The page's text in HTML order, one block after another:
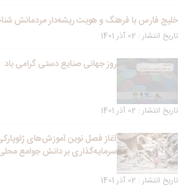
خلیج فارس با فرهنگ و هویت ریشه‌دار مردمانش
تاریخ انتشار : 02 آذر 1401
روز جهانی صنایع دستی گرامی باد
تاریخ انتشار : 02 آذر 1401
آغاز فصل نوین آموزش‌های
سرمایه‌گذاری بر دانش جوامع محلی
تاریخ انتشار : 02 آذر 1401